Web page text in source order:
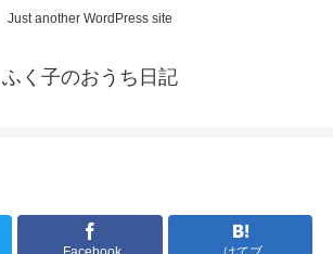
Just another WordPress site
ふく子のおうち日記